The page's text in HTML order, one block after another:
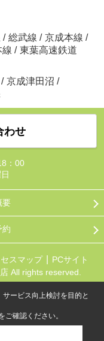
/ 総武線 / 京成本線 /
線 / 東葉高速鉄道
/ 京成津田沼 /
わせ
：00
要
約
スマップ
PCサイト
All rights reserved.
ービス向上検討を目的と
ご確認ください。